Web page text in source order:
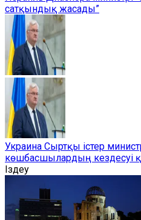
сатқындық жасады”
Украина Сыртқы істер
көшбасшылардың кездесуі
Іздеу